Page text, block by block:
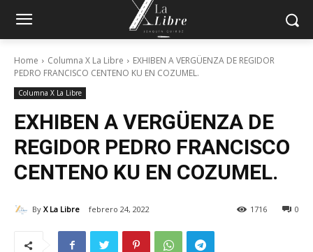
Home Columna X La Libre
EXHIBEN A VERGÜENZA DE REGIDOR
PEDRO FRANCISCO CENTENO KU EN COZUMEL.
Columna X La Libre
EXHIBEN A VERGÜENZA DE
REGIDOR PEDRO FRANCISCO
CENTENO KU EN COZUMEL.
By X La Libre febrero 24, 2022 0
1716